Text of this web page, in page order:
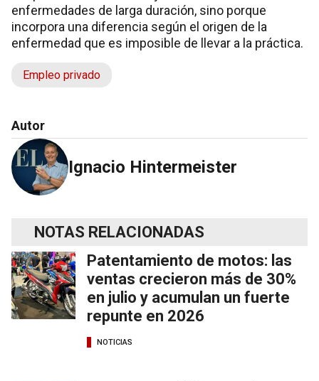
enfermedades de larga duración, sino porque
incorpora una diferencia según el origen de la
enfermedad que es imposible de llevar a la práctica.
Empleo privado
Autor
Ignacio Hintermeister
NOTAS RELACIONADAS
Patentamiento de motos: las
ventas crecieron más de 30%
en julio y acumulan un fuerte
repunte en 2026
NOTICIAS